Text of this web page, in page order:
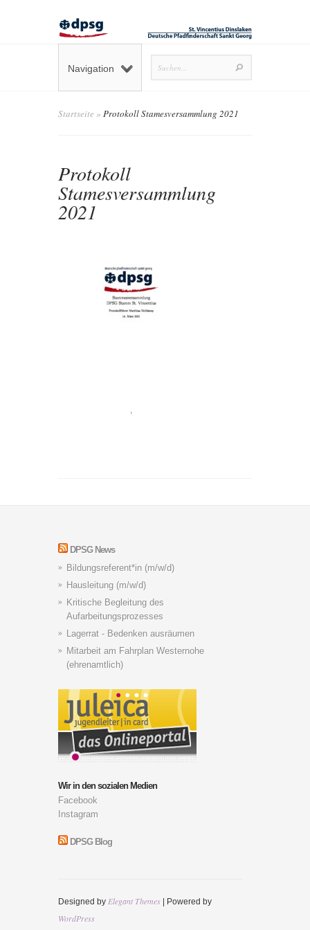
Navigation
Startseite » Protokoll Stamesversammlung 2021
Protokoll
Stamesversammlung
2021
DPSG News
Bildungsreferent*in (m/w/d)
Hausleitung (m/w/d)
Kritische Begleitung des
Aufarbeitungsprozesses
Lagerrat - Bedenken ausräumen
Mitarbeit am Fahrplan Westernohe
(ehrenamtlich)
Wir in den sozialen Medien
Facebook
Instagram
DPSG Blog
Designed by Elegant Themes | Powered by
WordPress